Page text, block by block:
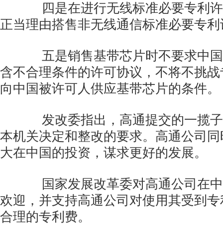
四是在进行无线标准必要专利许
正当理由搭售非无线通信标准必要专
五是销售基带芯片时不要求中国
含不合理条件的许可协议，不将不挑
向中国被许可人供应基带芯片的条件。
发改委指出，高通提交的一揽子
本机关决定和整改的要求。高通公司
大在中国的投资，谋求更好的发展。
国家发展改革委对高通公司在中
欢迎，并支持高通公司对使用其受到
合理的专利费。